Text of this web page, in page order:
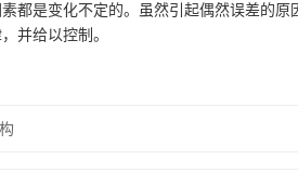
都是变化不定的。虽然引起偶然误差的
并给以控制。